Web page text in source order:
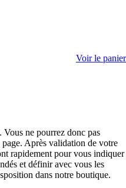
Voir le panier
Vous ne pourrez donc pas
Après validation de votre
rapidement pour vous indiquer
et définir avec vous les
dans notre boutique.